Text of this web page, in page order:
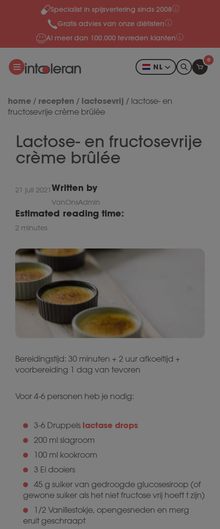
Meteen naar de content
Specialist in spijsvertering sinds 2008
Gratis advies van onze diëtisten
Al meer dan 100.000 tevreden klanten
NL
0
home / recepten / lactosevrij / lactose- en
fructosevrije crème brûlée
Lactose- en fructosevrije
crème brûlée
21 juli 2021Written by
VanOnsAdmin
Estimated reading time:
2 minutes
Bereidingstijd: 30 minuten + 2 uur afkoeltijd +
voorbereiding 1 dag van tevoren
Voor 4-6 personen heb je nodig:
3-6 Druppels lactase drops
200 ml slagroom
100 ml kookroom
3 Ei dooiers
45 g suiker van gedroogde glucosesiroop (of
gewone suiker als het niet fructose vrij hoeft t zijn)
1/2 Vanillestokje, opengesneden en merg
eruit geschraapt